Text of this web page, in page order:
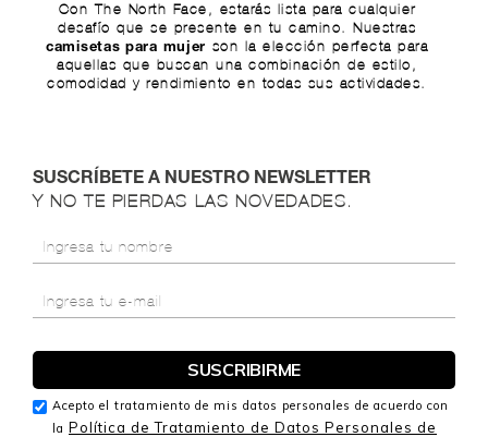
Con The North Face, estarás lista para cualquier
desafío que se presente en tu camino. Nuestras
camisetas para mujer
son la elección perfecta para
aquellas que buscan una combinación de estilo,
comodidad y rendimiento en todas sus actividades.
SUSCRÍBETE A NUESTRO NEWSLETTER
Y NO TE PIERDAS LAS NOVEDADES.
Acepto el tratamiento de mis datos personales de acuerdo con
la Política de Tratamiento de Datos Personales de